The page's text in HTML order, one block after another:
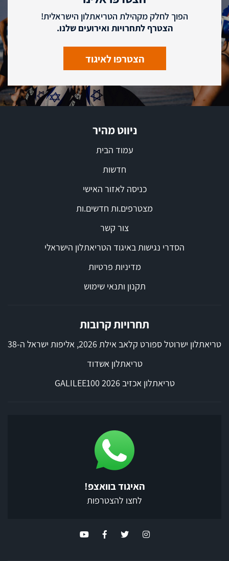
הפוך לחלק מקהילת הטריאתלון הישראלית!
הצטרף לתחרויות ואירועים שלנו.
הצטרפו לאיגוד
ניווט מהיר
עמוד הבית
חדשות
כניסה לאזור האישי
מצטרפים.ות חדשים.ות
צור קשר
הסדרי נגישות באיגוד הטריאתלון הישראלי
מדיניות פרטיות
תקנון ותנאי שימוש
תחרויות קרובות
טריאתלון ישרוטל ספורט קלאב אילת 2026, אליפות ישראל ה-38
טריאתלון אשדוד
טריאתלון אכזיב 2026 GALILEE100
האיגוד בוואצפ!
לחצו להצטרפות